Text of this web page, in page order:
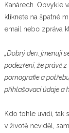
Kanárech. Obvykle
kliknete na špatné
email nebo zpráva
„Dobrý den, jmenuji
podezření, že právě
pornografie a
přihlašovací údaje a
Kdo tohle uvidí, tak
v životě neviděl,